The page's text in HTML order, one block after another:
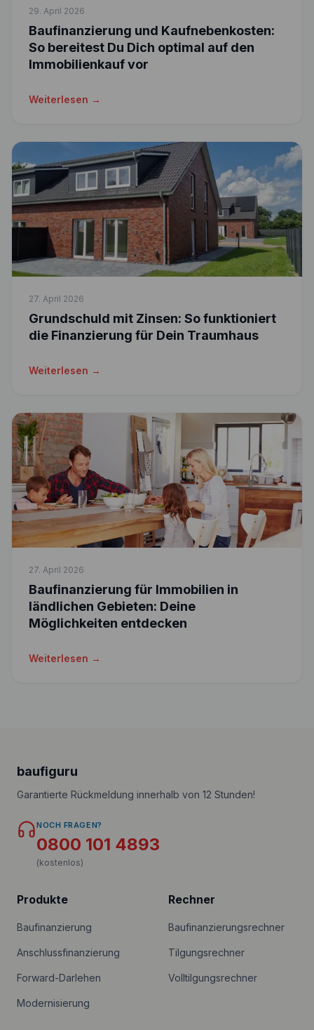
29. April 2026
Baufinanzierung und Kaufnebenkosten:
So bereitest Du Dich optimal auf den
Immobilienkauf vor
Weiterlesen →
27. April 2026
Grundschuld mit Zinsen: So funktioniert
die Finanzierung für Dein Traumhaus
Weiterlesen →
27. April 2026
Baufinanzierung für Immobilien in
ländlichen Gebieten: Deine
Möglichkeiten entdecken
Weiterlesen →
baufiguru
Garantierte Rückmeldung innerhalb von 12 Stunden!
NOCH FRAGEN?
0800 101 4893
(kostenlos)
Produkte
Baufinanzierung
Anschlussfinanzierung
Forward-Darlehen
Modernisierung
Rechner
Baufinanzierungsrechner
Tilgungsrechner
Volltilgungsrechner